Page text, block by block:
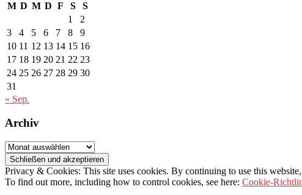
M D M D F S
S
1
2
3
4 5 6 7 8
9
10 11 12 13 14 15 16
17 18 19 20 21 22 23
24 25 26 27 28 29 30
31
« Sep.
Archiv
Archiv
Privacy & Cookies: This site uses cookies. By continuing to use this
To find out more, including how to control cookies, see here: Cookie-